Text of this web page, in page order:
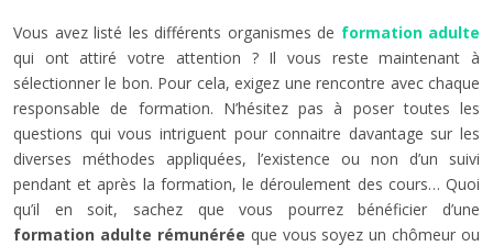
Vous avez listé les différents organismes de formation adulte
qui ont attiré votre attention ? Il vous reste maintenant à
sélectionner le bon. Pour cela, exigez une rencontre avec chaque
responsable de formation. N’hésitez pas à poser toutes les
questions qui vous intriguent pour connaitre davantage sur les
diverses méthodes appliquées, l’existence ou non d’un suivi
pendant et après la formation, le déroulement des cours… Quoi
qu’il en soit, sachez que vous pourrez bénéficier d’une
formation adulte rémunérée que vous soyez un chômeur ou